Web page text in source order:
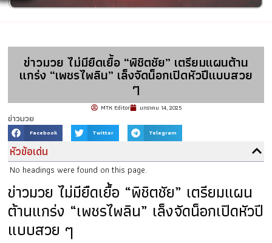
ข่าวมวย ไม่มียืดเยื้อ “พิชิตชัย” เตรียมแผนต้าน
แกร่ง “เพชรไพลิน” เล็งจัดน็อกเปิดหัวปีแบบสวย
ๆ
MTK Editor มกราคม 14, 2025
ข่าวมวย
Facebook Twitter Telegram
หัวข้อเด่น
No headings were found on this page.
ข่าวมวย ไม่มียืดเยื้อ “พิชิตชัย” เตรียมแผน
ต้านแกร่ง “เพชรไพลิน” เล็งจัดน็อกเปิดหัวปี
แบบสวย ๆ